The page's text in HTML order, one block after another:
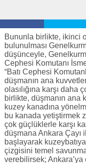
Bununla birlikte, ikinci
bulunulması
düşünceyle,
Cephesi Komutanı
“Batı Cephesi
düşmanın ana
olasılığına karşı
birlikte, düşmanın ana
kuzey kanadına
bu kanada yetiştirmek
çok güçlüklerle karşı
düşmana Ankara Çayı
başlayarak
çizgisini temel
verebilirsek;